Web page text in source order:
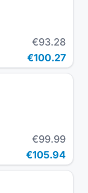
€93.28
€100.27
€99.99
€105.94